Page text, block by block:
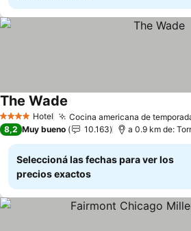
4 EstrellasHotel Cocina americana de
The Wade
8,2 Muy bueno 10.163 a 0.9 km de:
Seleccioná las fechas para ver los
precios exactos